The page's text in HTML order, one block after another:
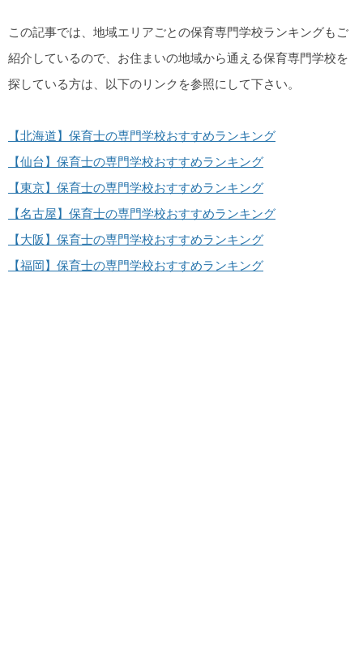
この記事では、地域エリアごとの保育専門学校ランキングもご
紹介しているので、お住まいの地域から通える保育専門学校を
探している方は、以下のリンクを参照にして下さい。
【北海道】保育士の専門学校おすすめランキング
【仙台】保育士の専門学校おすすめランキング
【東京】保育士の専門学校おすすめランキング
【名古屋】保育士の専門学校おすすめランキング
【大阪】保育士の専門学校おすすめランキング
【福岡】保育士の専門学校おすすめランキング